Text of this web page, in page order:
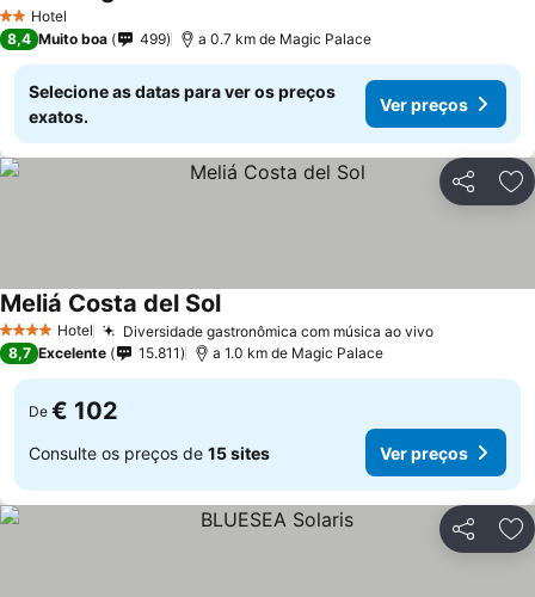
2 Estrelas
Hotel
8,4 Muito boa 499 a 0.7 km de Magic Palace
Selecione as datas para ver os preços
exatos.
Ver preços
Partilhar
4 EstrelasHotel Diversidade gastronômica com música ao vivoVer preços
Meliá Costa del SolVer preços
8,7 Excelente 15.811 a 1.0 km de Magic Palace
De € 102
Consulte os preços de 15 sites Ver preços
Partilhar